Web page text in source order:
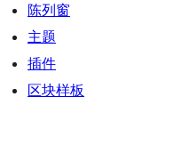
陈列窗
主题
插件
区块样板